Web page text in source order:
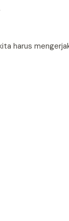
harus